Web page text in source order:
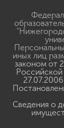
иных лиц
законом от
Сведения о